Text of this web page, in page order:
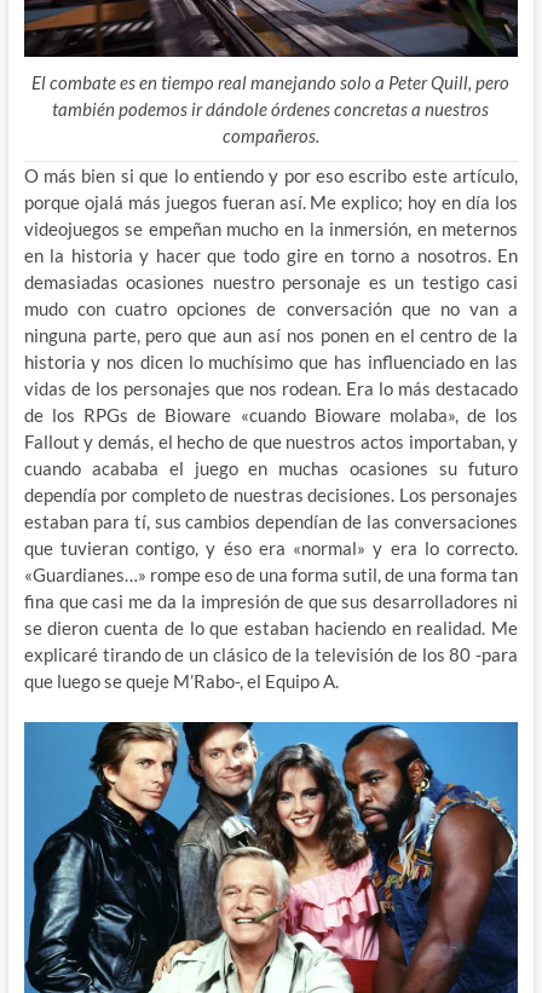
El combate es en tiempo real manejando solo a Peter Quill, pero
también podemos ir dándole órdenes concretas a nuestros
compañeros.
O más bien si que lo entiendo y por eso escribo este artículo,
porque ojalá más juegos fueran así. Me explico; hoy en día los
videojuegos se empeñan mucho en la inmersión, en meternos
en la historia y hacer que todo gire en torno a nosotros. En
demasiadas ocasiones nuestro personaje es un testigo casi
mudo con cuatro opciones de conversación que no van a
ninguna parte, pero que aun así nos ponen en el centro de la
historia y nos dicen lo muchísimo que has influenciado en las
vidas de los personajes que nos rodean. Era lo más destacado
de los RPGs de Bioware «cuando Bioware molaba», de los
Fallout y demás, el hecho de que nuestros actos importaban, y
cuando acababa el juego en muchas ocasiones su futuro
dependía por completo de nuestras decisiones. Los personajes
estaban para tí, sus cambios dependían de las conversaciones
que tuvieran contigo, y éso era «normal» y era lo correcto.
«Guardianes…» rompe eso de una forma sutil, de una forma tan
fina que casi me da la impresión de que sus desarrolladores ni
se dieron cuenta de lo que estaban haciendo en realidad. Me
explicaré tirando de un clásico de la televisión de los 80 -para
que luego se queje M’Rabo-, el Equipo A.